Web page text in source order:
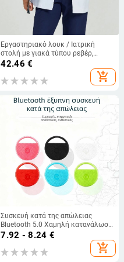
Εργαστηριακό λουκ / Ιατρική
στολή με γιακά τύπου ρεβέρ,
μακριά μανίκια, πολλαπλές τσέπες,
απομακρύνει την υγρασία
42.46 €
add_shopping_cart
Συσκευή κατά της απώλειας
Bluetooth 5.0 Χαμηλή κατανάλωση
ενέργειας Αμφίδρομος συναγερμός
Κλειδί Tracker τσάντας Φορητός
εντοπιστής
7.92 - 8.24 €
add_shopping_cart